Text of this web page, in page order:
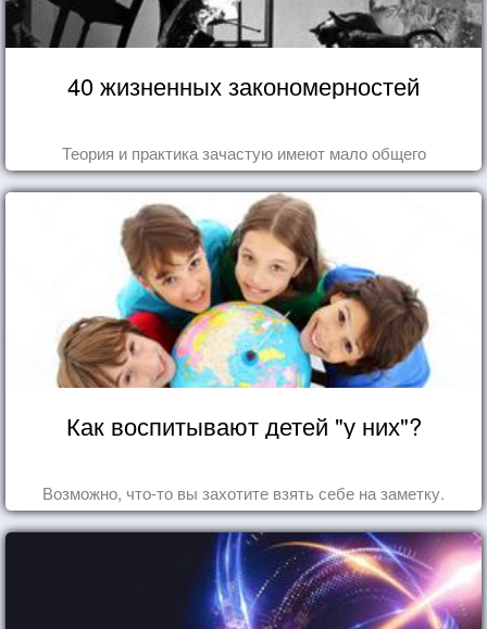
40 жизненных закономерностей
Теория и практика зачастую имеют мало общего
Как воспитывают детей "у них"?
Возможно, что-то вы захотите взять себе на заметку.